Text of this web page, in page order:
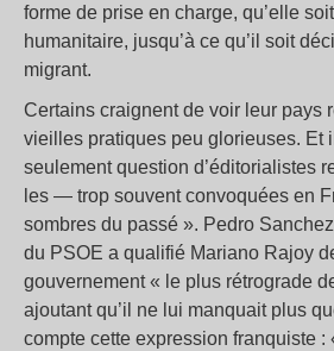
forme de prise en charge, qu’elle
humanitaire, jusqu’à ce qu’il soit
migrant.
Certains craignent de voir leur pays
vieilles pratiques peu glorieuses. Et
seulement question d’éditorialistes
les — trop souvent convoquées en
sombres du passé ». Pedro
du PSOE a qualifié Mariano Rajoy
gouvernement « le plus rétrograde
ajoutant qu’il ne lui manquait plus
compte cette expression franquiste :